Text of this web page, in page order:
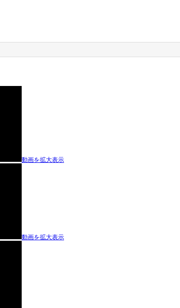
動画を拡大表示
動画を拡大表示